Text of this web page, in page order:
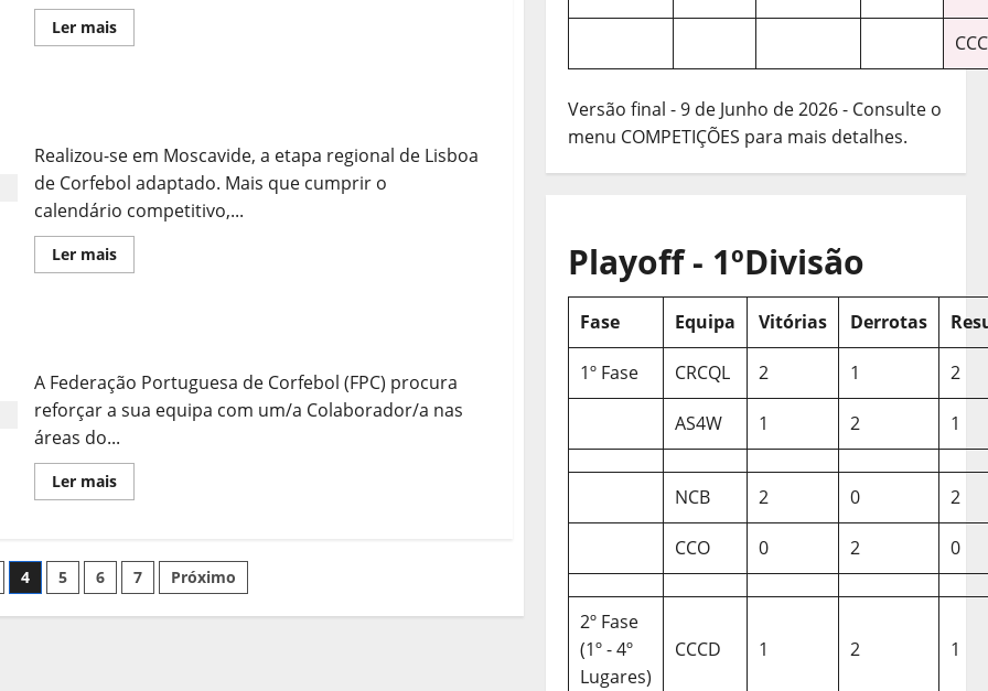
Ler maisLeia
mais
Realizou-se em Moscavide, a etapa regional de Lisboa
de Corfebol adaptado. Mais que cumprir o
calendário competitivo,...
Ler maisLeia
mais
A Federação Portuguesa de Corfebol (FPC) procura
reforçar a sua equipa com um/a Colaborador/a nas
áreas do...
Ler maisLeia
mais
Recrutar!
4 5 6 7 Próximo
Versão final - 9 de Junho de 2026 - Consulte o
menu COMPETIÇÕES para mais detalhes.
Playoff - 1ºDivisão
Fase Equipa Vitórias Derrotas
1º Fase CRCQL 2 1 2
AS4W 1 2 1
NCB 2 0 2
CCO 0 2 0
2º Fase
(1º - 4º
Lugares)
CCCD 1 2 1